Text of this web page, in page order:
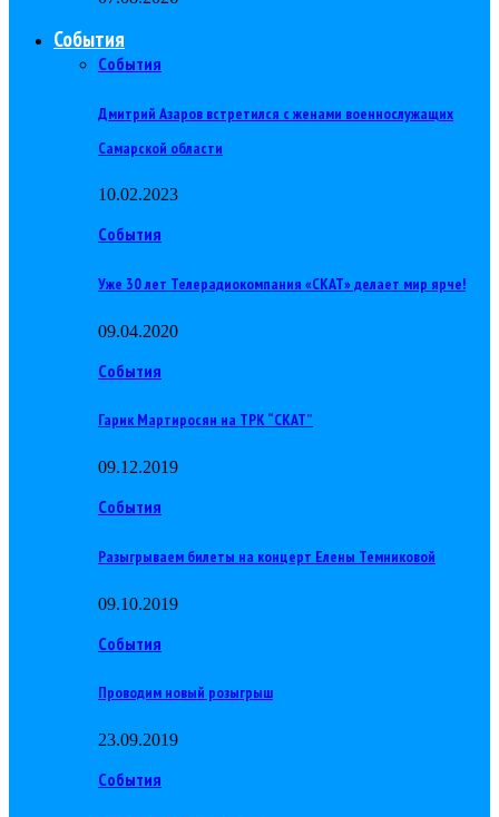
События
События
Дмитрий Азаров встретился с женами военнослужащих
Самарской области
10.02.2023
События
Уже 30 лет Телерадиокомпания «СКАТ» делает мир ярче!
09.04.2020
События
Гарик Мартиросян на ТРК “СКАТ”
09.12.2019
События
Разыгрываем билеты на концерт Елены Темниковой
09.10.2019
События
Проводим новый розыгрыш
23.09.2019
События